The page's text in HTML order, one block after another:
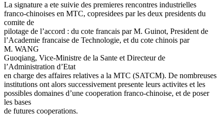
La signature a ete suivie des premieres rencontres industrielles
franco-chinoises en MTC, copresidees par les deux presidents du
comite de
pilotage de l’accord : du cote francais par M. Guinot, President de
l’Academie francaise de Technologie, et du cote chinois par
M. WANG
Guoqiang, Vice-Ministre de la Sante et Directeur de
l’Administration d’Etat
en charge des affaires relatives a la MTC (SATCM). De nombreuses
institutions ont alors successivement presente leurs activites et les
possibles domaines d’une cooperation franco-chinoise, et de poser
les bases
de futures cooperations.